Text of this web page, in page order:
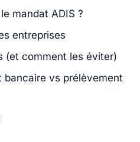
mandat ADIS ?
entreprises
(et comment les éviter)
bancaire vs prélèvement